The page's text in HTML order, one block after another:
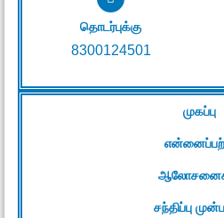
முகப்பு
சந்திப்பு
தொடர்புக்கு
8300124501